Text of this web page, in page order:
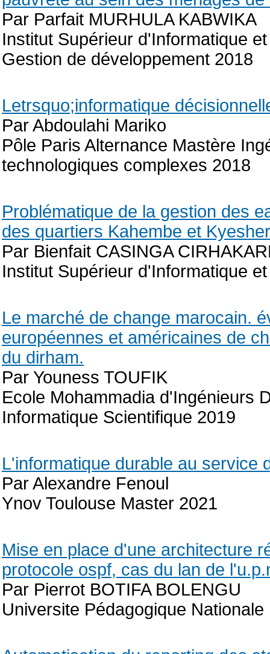
Par Parfait MURHULA KABWIKA
Institut Supérieur d'Informatique
Gestion de développement 2018
Letrsquo;informatique
Par Abdoulahi Mariko
Pôle Paris Alternance Mastère
technologiques complexes 2018
Problématique de la gestion des
des quartiers Kahembe et
Par Bienfait CASINGA
Institut Supérieur d'Informatique
Le marché de change marocain.
européennes et américaines de
du dirham.
Par Youness TOUFIK
Ecole Mohammadia d'Ingénieurs
Informatique Scientifique 2019
L'informatique durable au service
Par Alexandre Fenoul
Ynov Toulouse Master 2021
Mise en place d'une architecture
protocole ospf, cas du lan de
Par Pierrot BOTIFA BOLENGU
Universite Pédagogique